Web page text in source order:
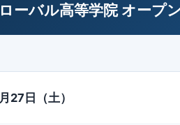
ーバル高等学院 オープ
27日（土）